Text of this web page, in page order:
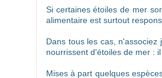
Si certaines étoiles de mer
alimentaire est surtout
Dans tous les cas,
nourrissent d'étoiles de mer :
Mises à part quelques